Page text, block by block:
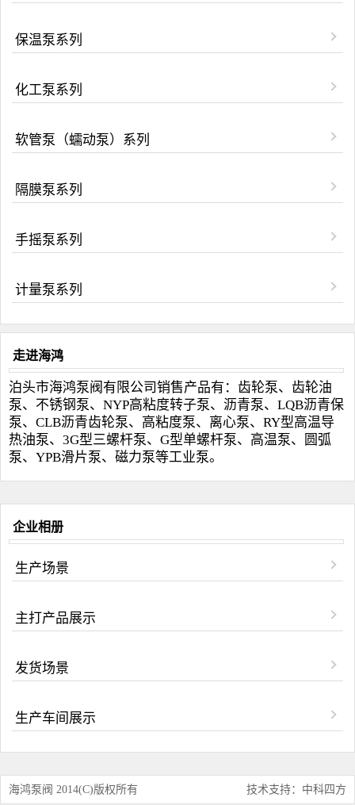
保温泵系列
化工泵系列
软管泵（蠕动泵）系列
隔膜泵系列
手摇泵系列
计量泵系列
走进海鸿
泊头市海鸿泵阀有限公司销售产品有：齿轮泵、齿轮油
泵、不锈钢泵、NYP高粘度转子泵、沥青泵、LQB沥青保
泵、CLB沥青齿轮泵、高粘度泵、离心泵、RY型高温导
热油泵、3G型三螺杆泵、G型单螺杆泵、高温泵、圆弧
泵、YPB滑片泵、磁力泵等工业泵。
企业相册
生产场景
主打产品展示
发货场景
生产车间展示
海鸿泵阀 2014(C)版权所有 技术支持：中科四方